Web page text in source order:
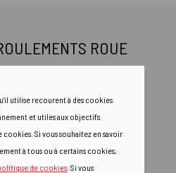
ROUE
GUZZI BMW
ROUES
utilise recourent à des cookies
et utiles aux objectifs
cookies. Si vous souhaitez en savoir
à tous ou à certains cookies,
de cookies . Si vous